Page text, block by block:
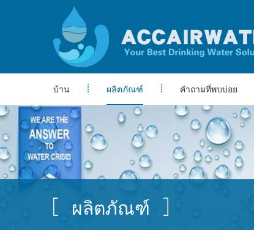
บ้าน ผลิตภัณฑ์ คำถามที่พบบ่อย
ผลิตภัณฑ์